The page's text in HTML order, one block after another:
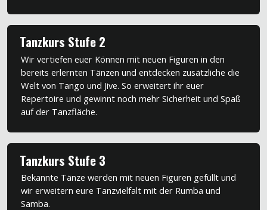
Tanzkurs Stufe 2
Wir vertiefen euer Können mit neuen Figuren in den
bereits erlernten Tänzen und entdecken zusätzliche die
Welt von Tango und Jive. So erweitert ihr euer
Repertoire und gewinnt noch mehr Sicherheit und Spaß
auf der Tanzfläche.
Tanzkurs Stufe 3
Bekannte Tänze werden mit neuen Figuren gefüllt und
wir erweitern eure Tanzvielfalt mit der Rumba und
Samba.